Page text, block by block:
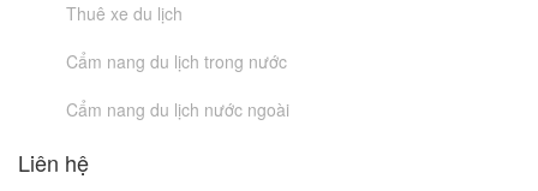
Thuê xe du lịch
Cẩm nang du lịch trong nước
Cẩm nang du lịch nước ngoài
Liên hệ